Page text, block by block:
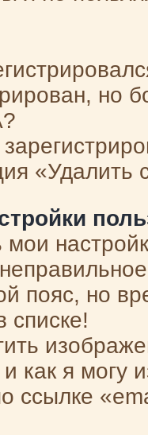
но
«Удалить
мои
пояс, но
списке!
как я могу
ссылке